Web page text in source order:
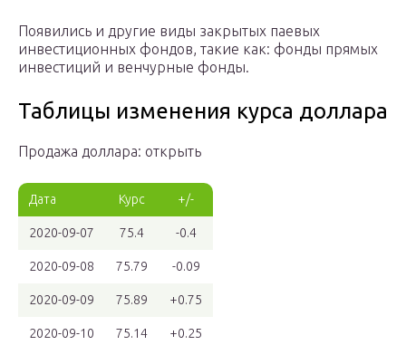
Появились и другие виды закрытых паевых
инвестиционных фондов, такие как: фонды прямых
инвестиций и венчурные фонды.
Таблицы изменения курса доллара
Продажа доллара: открыть
Дата Курс +/-
2020-09-07 75.4 -0.4
2020-09-08 75.79 -0.09
2020-09-09 75.89 +0.75
2020-09-10 75.14 +0.25